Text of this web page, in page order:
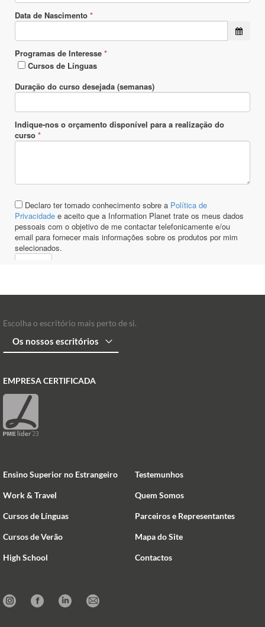
Escolha o escritório mais perto de si.
EMPRESA CERTIFICADA
Ensino Superior no Estrangeiro
Work & Travel
Cursos de Línguas
Cursos de Verão
High School
Testemunhos
Quem Somos
Parceiros e Representantes
Mapa do Site
Contactos
InstagramFacebookLinkedinMail